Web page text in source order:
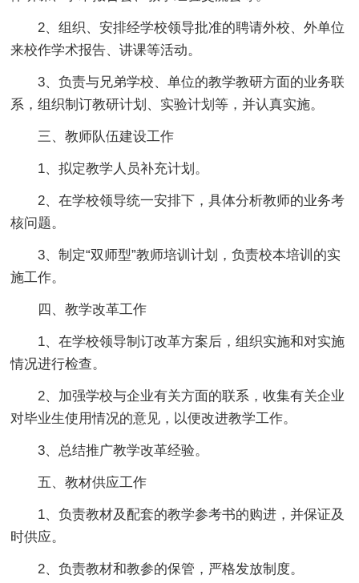
2、组织、安排经学校领导批准的聘请外校、外单位
来校作学术报告、讲课等活动。
3、负责与兄弟学校、单位的教学教研方面的业务联
系，组织制订教研计划、实验计划等，并认真实施。
三、教师队伍建设工作
1、拟定教学人员补充计划。
2、在学校领导统一安排下，具体分析教师的业务考
核问题。
3、制定“双师型”教师培训计划，负责校本培训的实
施工作。
四、教学改革工作
1、在学校领导制订改革方案后，组织实施和对实施
情况进行检查。
2、加强学校与企业有关方面的联系，收集有关企业
对毕业生使用情况的意见，以便改进教学工作。
3、总结推广教学改革经验。
五、教材供应工作
1、负责教材及配套的教学参考书的购进，并保证及
时供应。
2、负责教材和教参的保管，严格发放制度。